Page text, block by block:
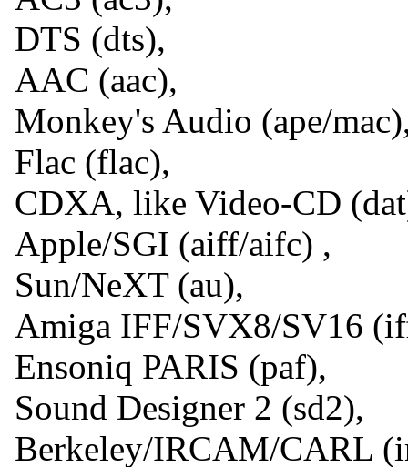
DTS (dts),
AAC (aac),
Monkey's Audio (ape/
Flac (flac),
CDXA, like Video-CD
Apple/SGI (aiff/aifc) ,
Sun/NeXT (au),
Amiga IFF/SVX8/SV16
Ensoniq PARIS (paf),
Sound Designer 2 (sd2),
Berkeley/IRCAM/CARL